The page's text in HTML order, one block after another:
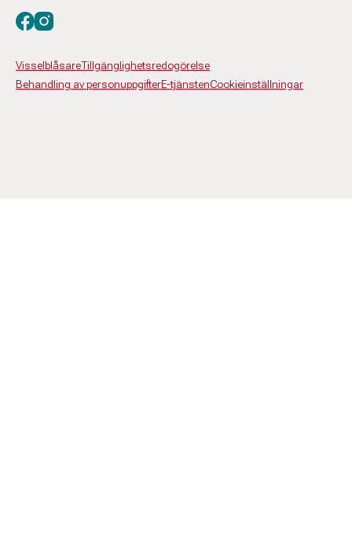
VisselblåsareTillgänglighetsredogörelse
Behandling av personuppgifterE-tjänstenCookieinställningar
Besök oss på facebook
Besök oss på instagram